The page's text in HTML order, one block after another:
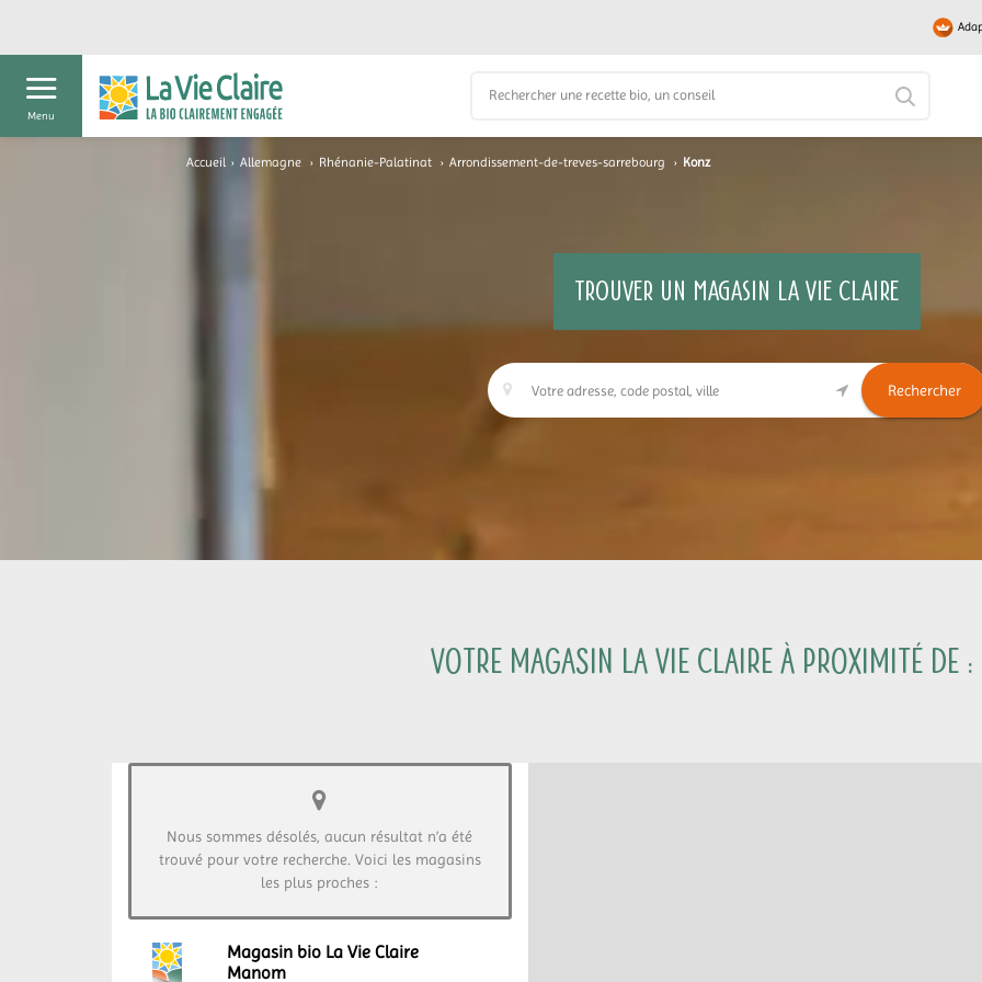
Menu
Accueil › Allemagne › Rhénanie-Palatinat › Arrondissement-de-treves-sarrebourg › Konz
TROUVER UN MAGASIN LA VIE CLAIRE
Rechercher
Votre magasin La Vie Claire à proximité de :
Nous sommes désolés, aucun résultat n’a été
trouvé pour votre recherche. Voici les magasins
les plus proches :
Magasin bio La Vie Claire
Manom